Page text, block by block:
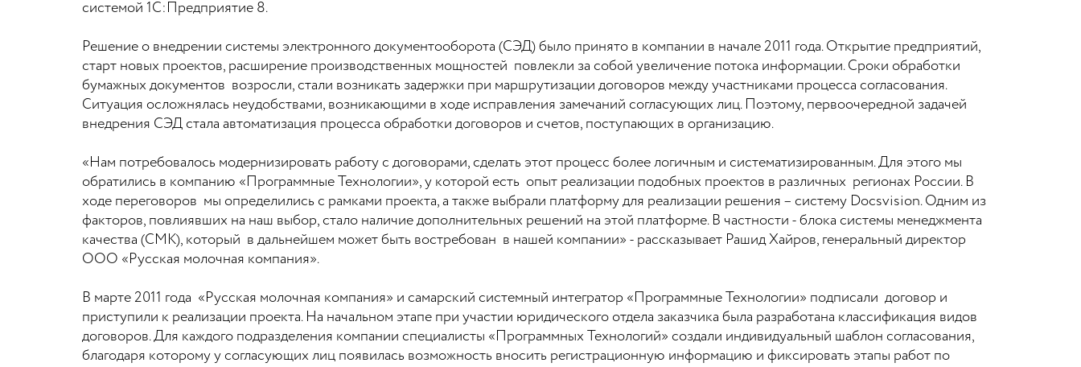
системой 1С:Предприятие 8.
Решение о внедрении системы электронного документооборота (СЭД) было принято в компании в начале 2011 года. Открытие предприятий,
старт новых проектов, расширение производственных мощностей повлекли за собой увеличение потока информации. Сроки обработки
бумажных документов возросли, стали возникать задержки при маршрутизации договоров между участниками процесса согласования.
Ситуация осложнялась неудобствами, возникающими в ходе исправления замечаний согласующих лиц. Поэтому, первоочередной задачей
внедрения СЭД стала автоматизация процесса обработки договоров и счетов, поступающих в организацию.
«Нам потребовалось модернизировать работу с договорами, сделать этот процесс более логичным и систематизированным. Для этого мы
обратились в компанию «Программные Технологии», у которой есть опыт реализации подобных проектов в различных регионах России. В
ходе переговоров мы определились с рамками проекта, а также выбрали платформу для реализации решения – систему Docsvision. Одним из
факторов, повлиявших на наш выбор, стало наличие дополнительных решений на этой платформе. В частности - блока системы менеджмента
качества (СМК), который в дальнейшем может быть востребован в нашей компании» - рассказывает Рашид Хайров, генеральный директор
ООО «Русская молочная компания».
В марте 2011 года «Русская молочная компания» и самарский системный интегратор «Программные Технологии» подписали договор и
приступили к реализации проекта. На начальном этапе при участии юридического отдела заказчика была разработана классификация видов
договоров. Для каждого подразделения компании специалисты «Программных Технологий» создали индивидуальный шаблон согласования,
благодаря которому у согласующих лиц появилась возможность вносить регистрационную информацию и фиксировать этапы работ по